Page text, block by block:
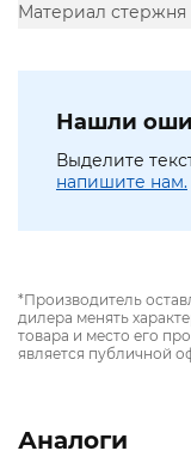
Материал стержня
Нашли
Выделите
напишите нам.
*Производитель
дилера менять
товара и место его
является публичной
Аналоги